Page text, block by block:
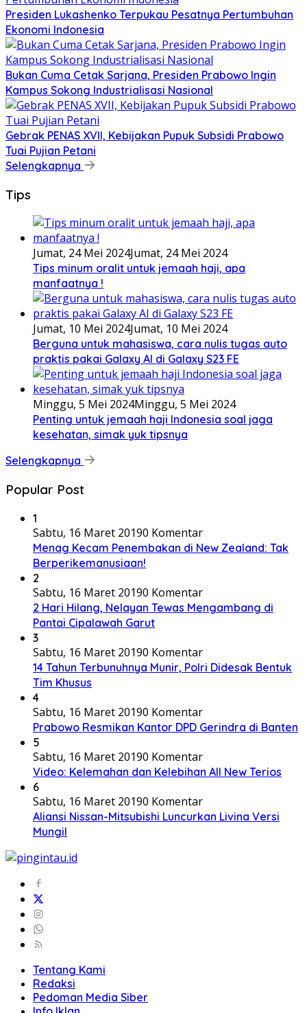
Presiden Lukashenko Terpukau Pesatnya Pertumbuhan
Ekonomi Indonesia
Bukan Cuma Cetak Sarjana, Presiden Prabowo Ingin
Kampus Sokong Industrialisasi Nasional
Gebrak PENAS XVII, Kebijakan Pupuk Subsidi Prabowo
Tuai Pujian Petani
Selengkapnya
Tips
Jumat, 24 Mei 2024Jumat, 24 Mei 2024
Tips minum oralit untuk jemaah haji, apa
manfaatnya !
Jumat, 10 Mei 2024Jumat, 10 Mei 2024
Berguna untuk mahasiswa, cara nulis tugas auto
praktis pakai Galaxy AI di Galaxy S23 FE
Minggu, 5 Mei 2024Minggu, 5 Mei 2024
Penting untuk jemaah haji Indonesia soal jaga
kesehatan, simak yuk tipsnya
Selengkapnya
Popular Post
1
Sabtu, 16 Maret 20190 Komentar
Menag Kecam Penembakan di New Zealand: Tak
Berperikemanusiaan!
2
Sabtu, 16 Maret 20190 Komentar
2 Hari Hilang, Nelayan Tewas Mengambang di
Pantai Cipalawah Garut
3
Sabtu, 16 Maret 20190 Komentar
14 Tahun Terbunuhnya Munir, Polri Didesak Bentuk
Tim Khusus
4
Sabtu, 16 Maret 20190 Komentar
Prabowo Resmikan Kantor DPD Gerindra di Banten
5
Sabtu, 16 Maret 20190 Komentar
Video: Kelemahan dan Kelebihan All New Terios
6
Sabtu, 16 Maret 20190 Komentar
Aliansi Nissan-Mitsubishi Luncurkan Livina Versi
Mungil
Tentang Kami
Redaksi
Pedoman Media Siber